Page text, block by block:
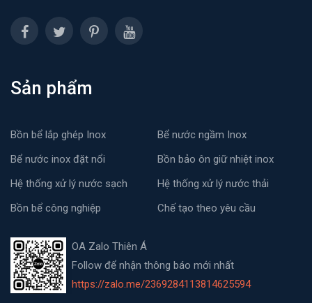
Sản phẩm
Bồn bể lắp ghép Inox
Bể nước ngầm Inox
Bể nước inox đặt nổi
Bồn bảo ôn giữ nhiệt inox
Hệ thống xử lý nước sạch
Hệ thống xử lý nước thải
Bồn bể công nghiệp
Chế tạo theo yêu cầu
OA Zalo Thiên Á
Follow để nhận thông báo mới nhất
https://zalo.me/2369284113814625594